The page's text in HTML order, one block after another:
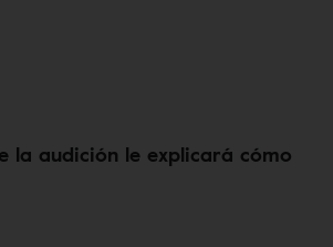
la audición le explicará cómo